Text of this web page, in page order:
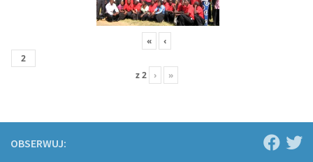
« ‹
z2 › »
OBSERWUJ: